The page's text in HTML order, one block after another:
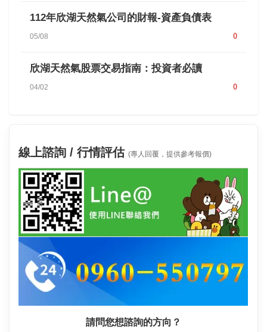
112年欣湖天然氣公司的財報-資產負債表
05/08 0
欣湖天然氣股票交易指南：投資者必讀
04/02 0
線上諮詢 / 行情評估 (專人回覆，提供參考報價)
請問您想諮詢的方向？